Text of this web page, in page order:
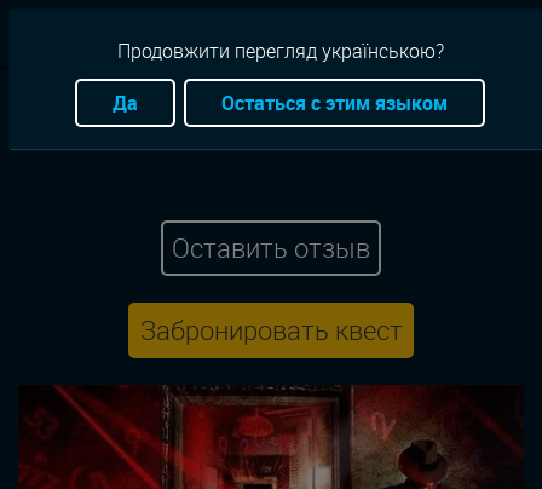
Киев Приключение
Exodus
Затерянное королевство
Оставить отзыв
Забронировать квест
Продовжити перегляд українською?
Да
Остаться с этим языком